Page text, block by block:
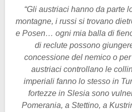
“Gli austriaci hanno da parte
montagne, i russi si trovano
e Posen… ogni mia balla di
di reclute possono
concessione del nemico o
austriaci controllano le
imperiali fanno lo stesso in
fortezze in Slesia sono
Pomerania, a Stettino, a